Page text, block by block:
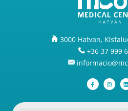
3000 Hatvan,
+36 37 999